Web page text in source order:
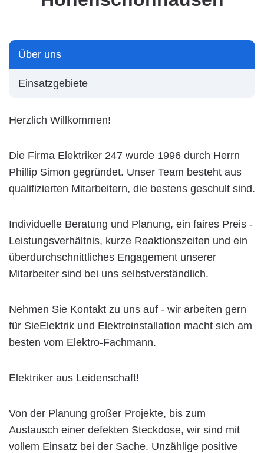
Über uns
Einsatzgebiete
Herzlich Willkommen!
Die Firma Elektriker 247 wurde 1996 durch Herrn
Phillip Simon gegründet. Unser Team besteht aus
qualifizierten Mitarbeitern, die bestens geschult sind.
Individuelle Beratung und Planung, ein faires Preis -
Leistungsverhältnis, kurze Reaktionszeiten und ein
überdurchschnittliches Engagement unserer
Mitarbeiter sind bei uns selbstverständlich.
Nehmen Sie Kontakt zu uns auf - wir arbeiten gern
für SieElektrik und Elektroinstallation macht sich am
besten vom Elektro-Fachmann.
Elektriker aus Leidenschaft!
Von der Planung großer Projekte, bis zum
Austausch einer defekten Steckdose, wir sind mit
vollem Einsatz bei der Sache. Unzählige positive